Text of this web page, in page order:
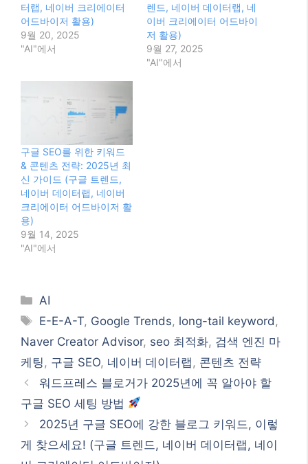
터랩, 네이버 크리에이터
어드바이저 활용)
9월 20, 2025
"AI"에서
렌드, 네이버 데이터랩, 네
이버 크리에이터 어드바이
저 활용)
9월 27, 2025
"AI"에서
구글 SEO를 위한 키워드
& 콘텐츠 전략: 2025년 최
신 가이드 (구글 트렌드,
네이버 데이터랩, 네이버
크리에이터 어드바이저 활
용)
9월 14, 2025
"AI"에서
Categories
AI
Tags
E-E-A-T, Google Trends, long-tail keyword ,
Naver Creator Advisor, seo 최적화, 검색 엔진 마
케팅 , 구글 SEO, 네이버 데이터랩 , 콘텐츠 전략
워드프레스 블로거가 2025년에 꼭 알아야 할
구글 SEO 세팅 방법
2025년 구글 SEO에 강한 블로그 키워드, 이렇
게 찾으세요! (구글 트렌드, 네이버 데이터랩, 네이